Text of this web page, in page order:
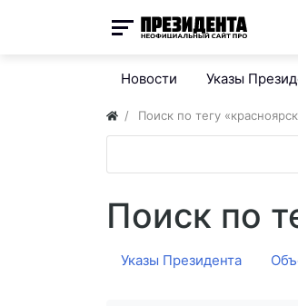
Новости Указы
Поиск по тегу
Поиск по
Указы Президента